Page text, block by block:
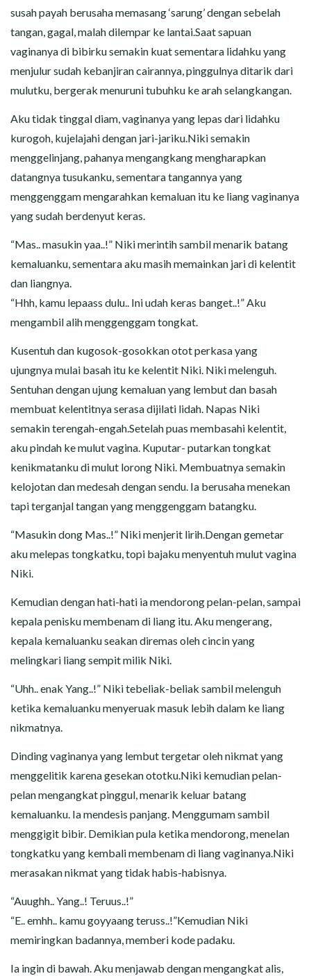
susah payah berusaha memasang ‘sarung’ dengan sebelah
tangan, gagal, malah dilempar ke lantai.Saat sapuan
vaginanya di bibirku semakin kuat sementara lidahku yang
menjulur sudah kebanjiran cairannya, pinggulnya ditarik dari
mulutku, bergerak menuruni tubuhku ke arah selangkangan.
Aku tidak tinggal diam, vaginanya yang lepas dari lidahku
kurogoh, kujelajahi dengan jari-jariku.Niki semakin
menggelinjang, pahanya mengangkang mengharapkan
datangnya tusukanku, sementara tangannya yang
menggenggam mengarahkan kemaluan itu ke liang vaginanya
yang sudah berdenyut keras.
“Mas.. masukin yaa..!” Niki merintih sambil menarik batang
kemaluanku, sementara aku masih memainkan jari di kelentit
dan liangnya.
“Hhh, kamu lepaass dulu.. Ini udah keras banget..!” Aku
mengambil alih menggenggam tongkat.
Kusentuh dan kugosok-gosokkan otot perkasa yang
ujungnya mulai basah itu ke kelentit Niki. Niki melenguh.
Sentuhan dengan ujung kemaluan yang lembut dan basah
membuat kelentitnya serasa dijilati lidah. Napas Niki
semakin terengah-engah.Setelah puas membasahi kelentit,
aku pindah ke mulut vagina. Kuputar- putarkan tongkat
kenikmatanku di mulut lorong Niki. Membuatnya semakin
kelojotan dan medesah dengan sendu. Ia berusaha menekan
tapi terganjal tangan yang menggenggam batangku.
“Masukin dong Mas..!” Niki menjerit lirih.Dengan gemetar
aku melepas tongkatku, topi bajaku menyentuh mulut vagina
Niki.
Kemudian dengan hati-hati ia mendorong pelan-pelan, sampai
kepala penisku membenam di liang itu. Aku mengerang,
kepala kemaluanku seakan diremas oleh cincin yang
melingkari liang sempit milik Niki.
“Uhh.. enak Yang..!” Niki tebeliak-beliak sambil melenguh
ketika kemaluanku menyeruak masuk lebih dalam ke liang
nikmatnya.
Dinding vaginanya yang lembut tergetar oleh nikmat yang
menggelitik karena gesekan ototku.Niki kemudian pelan-
pelan mengangkat pinggul, menarik keluar batang
kemaluanku. Ia mendesis panjang. Menggumam sambil
menggigit bibir. Demikian pula ketika mendorong, menelan
tongkatku yang kembali membenam di liang vaginanya.Niki
merasakan nikmat yang tidak habis-habisnya.
“Auughh.. Yang..! Teruus..!”
“E.. emhh.. kamu goyyaang teruss..!”Kemudian Niki
memiringkan badannya, memberi kode padaku.
Ia ingin di bawah. Aku menjawab dengan mengangkat alis,